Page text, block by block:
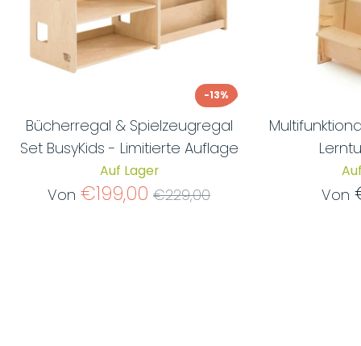
-13%
Bücherregal & Spielzeugregal
Set BusyKids - Limitierte Auflage
Auf Lager
Von €199,00 Normaler
€229,00 Von